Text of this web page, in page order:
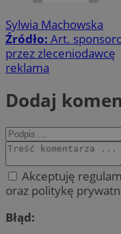
Sylwia Machowska
Źródło: Art.
przez zleceniodawcę
reklama
Dodaj
Akceptuję
oraz politykę
Błąd: